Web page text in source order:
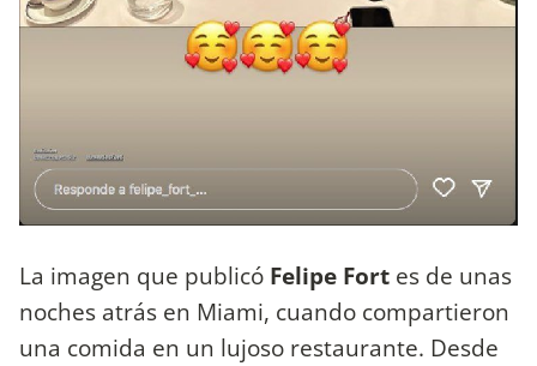
La imagen que publicó Felipe Fort es de unas
noches atrás en Miami, cuando compartieron
una comida en un lujoso restaurante. Desde